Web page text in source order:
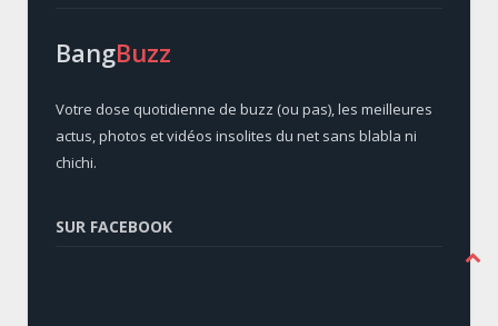
BangBuzz
Votre dose quotidienne de buzz (ou pas), les meilleures
actus, photos et vidéos insolites du net sans blabla ni
chichi.
SUR FACEBOOK